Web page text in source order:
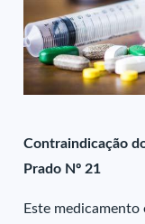
Contraindicação
Prado Nº 21
Este